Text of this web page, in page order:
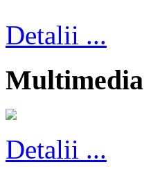
Detalii ...
Multimedia
Detalii ...